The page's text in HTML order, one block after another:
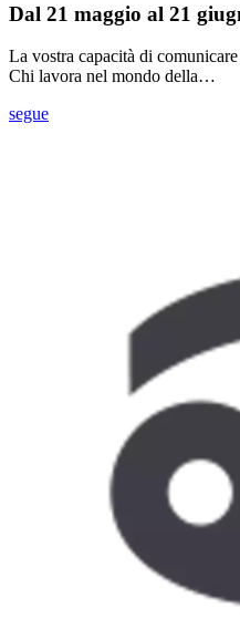
Dal 21 maggio al 21
La vostra capacità di
Chi lavora nel mondo della…
segue